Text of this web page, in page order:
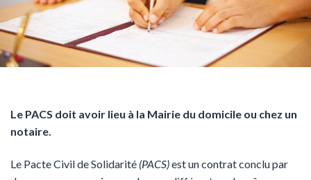
Le PACS doit avoir lieu à la Mairie du domicile ou chez un
notaire.
Le Pacte Civil de Solidarité (PACS)est un contrat conclu par